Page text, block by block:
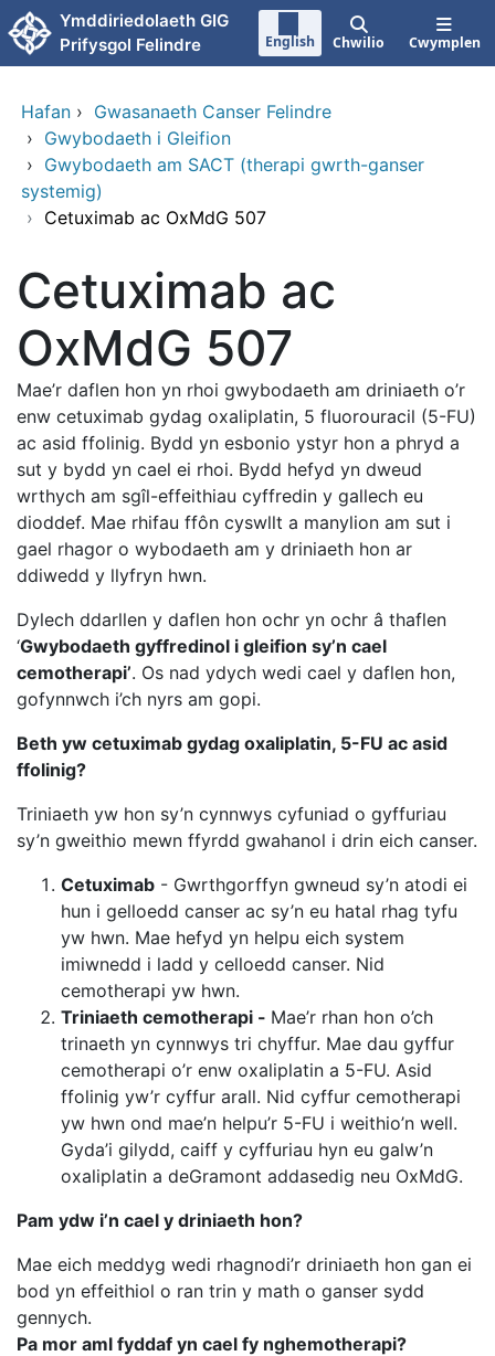
Neidio i'r prif gynnwy
Ymddiriedolaeth GIG
Prifysgol Felindre
English Chwilio Cwymplen
Hafan › Gwasanaeth Canser Felindre
› Gwybodaeth i Gleifion
› Gwybodaeth am SACT (therapi gwrth-ganser
systemig)
› Cetuximab ac OxMdG 507
Cetuximab ac
OxMdG 507
Mae’r daflen hon yn rhoi gwybodaeth am driniaeth o’r
enw cetuximab gydag oxaliplatin, 5 fluorouracil (5-FU)
ac asid ffolinig. Bydd yn esbonio ystyr hon a phryd a
sut y bydd yn cael ei rhoi. Bydd hefyd yn dweud
wrthych am sgîl-effeithiau cyffredin y gallech eu
dioddef. Mae rhifau ffôn cyswllt a manylion am sut i
gael rhagor o wybodaeth am y driniaeth hon ar
ddiwedd y llyfryn hwn.
Dylech ddarllen y daflen hon ochr yn ochr â thaflen
‘Gwybodaeth gyffredinol i gleifion sy’n cael
cemotherapi’. Os nad ydych wedi cael y daflen hon,
gofynnwch i’ch nyrs am gopi.
Beth yw cetuximab gydag oxaliplatin, 5-FU ac asid
ffolinig?
Triniaeth yw hon sy’n cynnwys cyfuniad o gyffuriau
sy’n gweithio mewn ffyrdd gwahanol i drin eich canser.
Cetuximab - Gwrthgorffyn gwneud sy’n atodi ei
hun i gelloedd canser ac sy’n eu hatal rhag tyfu
yw hwn. Mae hefyd yn helpu eich system
imiwnedd i ladd y celloedd canser. Nid
cemotherapi yw hwn.
Triniaeth cemotherapi - Mae’r rhan hon o’ch
trinaeth yn cynnwys tri chyffur. Mae dau gyffur
cemotherapi o’r enw oxaliplatin a 5-FU. Asid
ffolinig yw’r cyffur arall. Nid cyffur cemotherapi
yw hwn ond mae’n helpu’r 5-FU i weithio’n well.
Gyda’i gilydd, caiff y cyffuriau hyn eu galw’n
oxaliplatin a deGramont addasedig neu OxMdG.
Pam ydw i’n cael y driniaeth hon?
Mae eich meddyg wedi rhagnodi’r driniaeth hon gan ei
bod yn effeithiol o ran trin y math o ganser sydd
gennych.
Pa mor aml fyddaf yn cael fy nghemotherapi?